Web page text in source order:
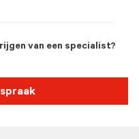
van een specialist?